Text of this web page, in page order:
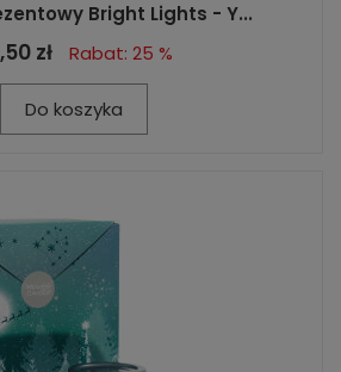
Bright Lights - Y...
zł Rabat: 25 %
Do koszyka